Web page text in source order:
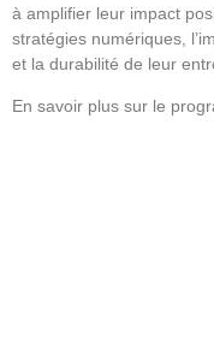
à amplifier leur impact
stratégies numériques,
et la durabilité de leur
En savoir plus sur le